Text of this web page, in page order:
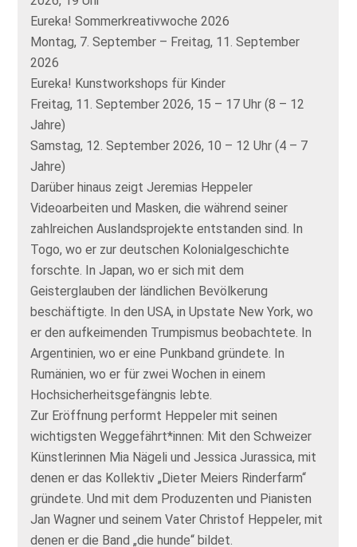
Eureka! Sommerkreativwoche 2026
Montag, 7. September – Freitag, 11. September
2026
Eureka! Kunstworkshops für Kinder
Freitag, 11. September 2026, 15 – 17 Uhr (8 – 12
Jahre)
Samstag, 12. September 2026, 10 – 12 Uhr (4 – 7
Jahre)
Darüber hinaus zeigt Jeremias Heppeler
Videoarbeiten und Masken, die während seiner
zahlreichen Auslandsprojekte entstanden sind. In
Togo, wo er zur deutschen Kolonialgeschichte
forschte. In Japan, wo er sich mit dem
Geisterglauben der ländlichen Bevölkerung
beschäftigte. In den USA, in Upstate New York, wo
er den aufkeimenden Trumpismus beobachtete. In
Argentinien, wo er eine Punkband gründete. In
Rumänien, wo er für zwei Wochen in einem
Hochsicherheitsgefängnis lebte.
Zur Eröffnung performt Heppeler mit seinen
wichtigsten Weggefährt*innen: Mit den Schweizer
Künstlerinnen Mia Nägeli und Jessica Jurassica, mit
denen er das Kollektiv „Dieter Meiers Rinderfarm“
gründete. Und mit dem Produzenten und Pianisten
Jan Wagner und seinem Vater Christof Heppeler, mit
denen er die Band „die hunde“ bildet.